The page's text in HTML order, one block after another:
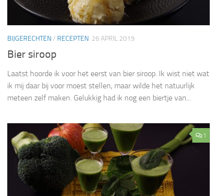
BIJGERECHTEN/ RECEPTEN 26 APRIL 2019
Bier siroop
Laatst hoorde ik voor het eerst van bier siroop. Ik wist niet wat
ik mij daar bij voor moest stellen, maar wilde het natuurlijk
meteen zelf maken. Gelukkig had ik nog een biertje van...
1